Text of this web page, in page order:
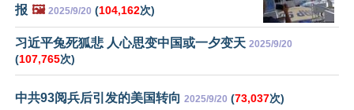
报 🖼️ 2025/9/20 (104,162次)
习近平兔死狐悲 人心思变中国或一夕变天 2025/9/20
(107,765次)
中共93阅兵后引发的美国转向 2025/9/20 (73,037次)